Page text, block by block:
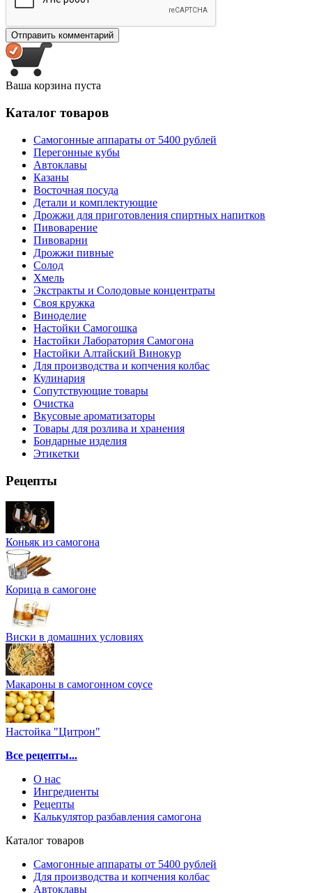
Ваша корзина пуста
Каталог товаров
Самогонные аппараты от 5400 рублей
Перегонные кубы
Автоклавы
Казаны
Восточная посуда
Детали и комплектующие
Дрожжи для приготовления спиртных напитков
Пивоварение
Пивоварни
Дрожжи пивные
Солод
Хмель
Экстракты и Солодовые концентраты
Своя кружка
Виноделие
Настойки Самогошка
Настойки Лаборатория Самогона
Настойки Алтайский Винокур
Для производства и копчения колбас
Кулинария
Сопутствующие товары
Очистка
Вкусовые ароматизаторы
Товары для розлива и хранения
Бондарные изделия
Этикетки
Рецепты
Коньяк из самогона
Корица в самогоне
Виски в домашних условиях
Макароны в самогонном соусе
Настойка "Цитрон"
Все рецепты...
О нас
Ингредиенты
Рецепты
Калькулятор разбавления самогона
Каталог товаров
Самогонные аппараты от 5400 рублей
Для производства и копчения колбас
Автоклавы